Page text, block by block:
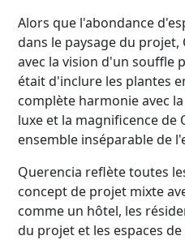
Alors que l'abondance
dans le paysage du
avec la vision d'un souffle
était d'inclure les plantes
complète harmonie avec
luxe et la magnificence de
ensemble inséparable de
Querencia reflète toutes
concept de projet mixte
comme un hôtel, les
du projet et les espaces